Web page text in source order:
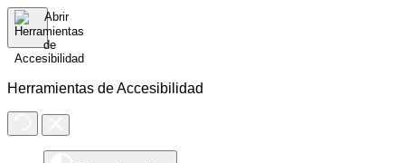
Herramientas de Accesibilidad